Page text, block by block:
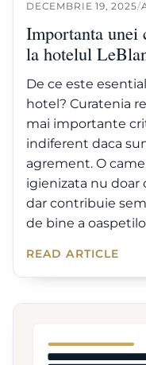
DECEMBRIE 19, 2025/
Importanta unei
la hotelul
De ce este
hotel? Curatenia
mai importante
indiferent daca
agrement. O
igienizata nu doar
dar contribuie
de bine a
READ ARTICLE